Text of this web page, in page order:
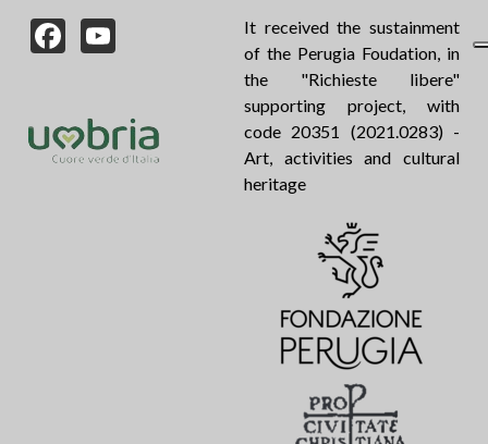
Facebook
It received the sustainment
of the Perugia Foudation, in
the "Richieste libere"
supporting project, with
code 20351 (2021.0283) -
Art, activities and cultural
heritage